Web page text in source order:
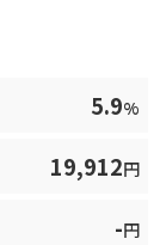
5.9%
19,912円
-円